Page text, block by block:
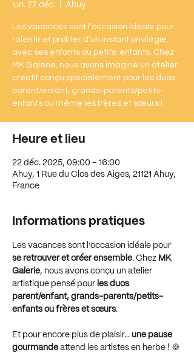
lun. 22 déc. Ahuy
Les vacances sont l’occasion idéale pour
ralentir et profiter d’un instant privilégié
avec ses enfants ou petits-enfants. Chez
MK Galerie, nous avons imaginé un atelier
créatif conçu spécialement pour les duos
parent/enfant, grands-parents/petits-
enfants ou même les frères et sœurs !
Heure et lieu
22 déc. 2025, 09:00 – 16:00
Ahuy, 1 Rue du Clos des Aiges, 21121 Ahuy,
France
Informations pratiques
Les vacances sont l’occasion idéale pour
se retrouver et créer ensemble. Chez MK
Galerie, nous avons conçu un atelier
artistique pensé pour les duos
parent/enfant, grands-parents/petits-
enfants ou frères et sœurs.
Et pour encore plus de plaisir… une pause
gourmande attend les artistes en herbe ! 🍪